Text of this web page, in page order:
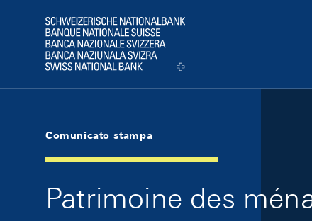
Logo
Comunicato stampa
Patrimoine des